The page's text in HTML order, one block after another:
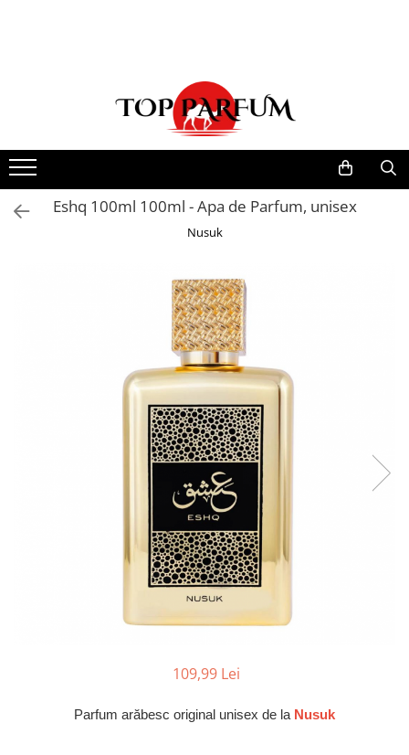
Pachete FEMEI
Pachete BARBATI
Pachete EL si EA
Parfumuri Condimentate
Parfumuri Lemnoase
Parfumuri Vanilate
Parfumuri de SEARA
Eshq 100ml 100ml - Apa de Parfum, unisex
Nusuk
109,99 Lei
Parfum arăbesc original unisex de la Nusuk